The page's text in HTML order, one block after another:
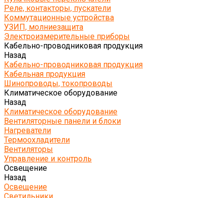
Реле, контакторы, пускатели
Коммутационные устройства
УЗИП, молниезащита
Электроизмерительные приборы
Кабельно-проводниковая продукция
Назад
Кабельно-проводниковая продукция
Кабельная продукция
Шинопроводы, токопроводы
Климатическое оборудование
Назад
Климатическое оборудование
Вентиляторные панели и блоки
Нагреватели
Термоохладители
Вентиляторы
Управление и контроль
Освещение
Назад
Освещение